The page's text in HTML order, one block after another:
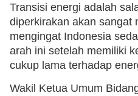
Transisi energi adalah
diperkirakan akan sangat
mengingat Indonesia
arah ini setelah memiliki
cukup lama terhadap
Wakil Ketua Umum